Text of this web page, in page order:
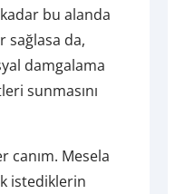
bu alanda
sağlasa da,
damgalama
sunmasını
canım. Mesela
istediklerin